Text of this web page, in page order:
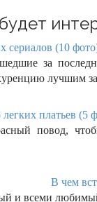
сериалов (10
за
лучшим
платьев (5
повод,
В чем
и всеми